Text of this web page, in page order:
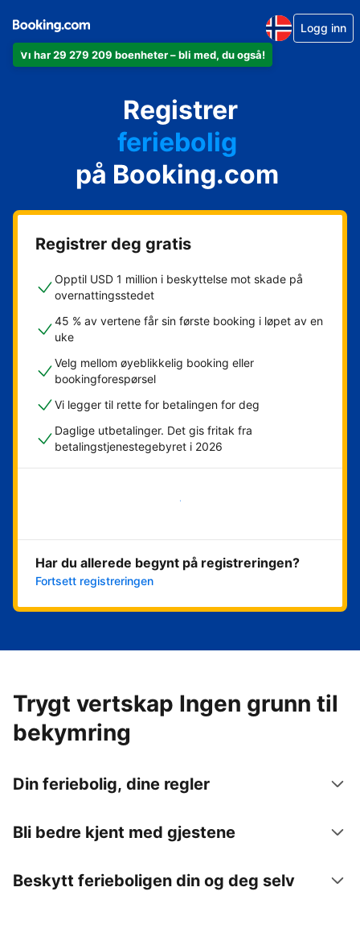
Vi har 29 279 209 boenheter – bli med, du også!
Logg inn
Registrer
leiligheten din
hotellet ditt
feriebolig
gjestgiveriet ditt
rorbua di
på Booking.com
Registrer deg gratis
Opptil USD 1 million i beskyttelse mot skade på
overnattingsstedet
45 % av vertene får sin første booking i løpet av en
uke
Velg mellom øyeblikkelig booking eller
bookingforespørsel
Vi legger til rette for betalingen for deg
Daglige utbetalinger. Det gis fritak fra
betalingstjenestegebyret i 2026
Kom i gang nå
Har du allerede begynt på registreringen?
Fortsett registreringen
Trygt vertskap Ingen grunn til
bekymring
Din feriebolig, dine regler
Bli bedre kjent med gjestene
Beskytt ferieboligen din og deg selv